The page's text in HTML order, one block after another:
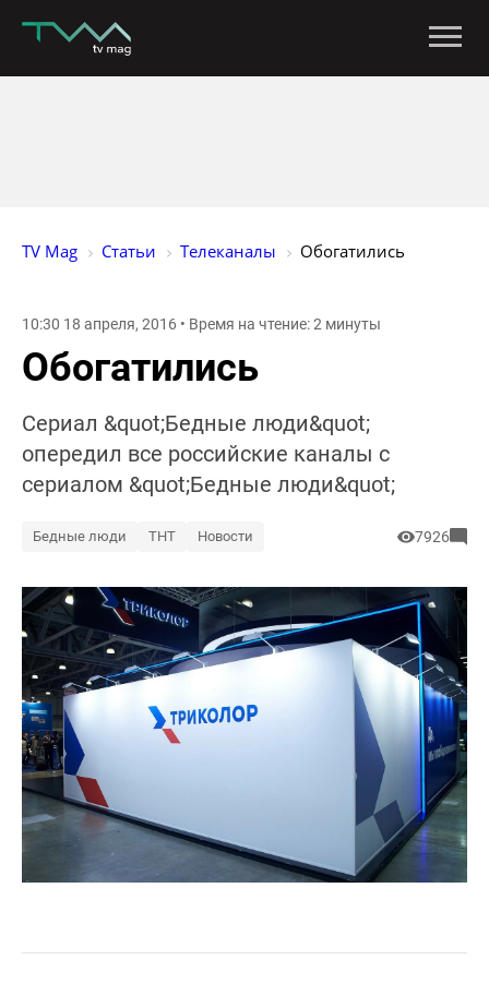
TV Mag Статьи Телеканалы Обогатились
10:30 18 апреля, 2016 • Время на чтение: 2 минуты
Обогатились
Сериал &quot;Бедные люди&quot;
опередил все российские каналы с
сериалом &quot;Бедные люди&quot;
Бедные люди ТНТ Новости 7926